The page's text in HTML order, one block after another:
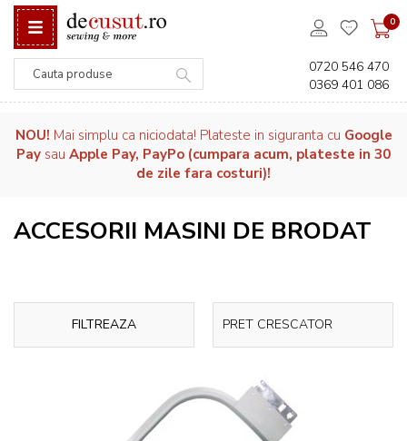
0
0720 546 470
0369 401 086
NOU! Mai simplu ca niciodata! Plateste in siguranta cu Google
Pay sau Apple Pay, PayPo (cumpara acum, plateste in 30
de zile fara costuri)!
ACCESORII MASINI DE BRODAT
FILTREAZA